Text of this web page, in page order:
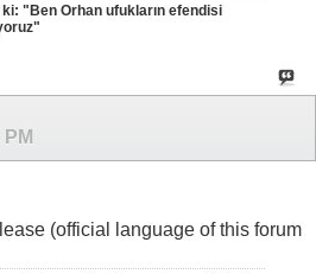
"Ben Orhan ufukların efendisi
(official language of this forum